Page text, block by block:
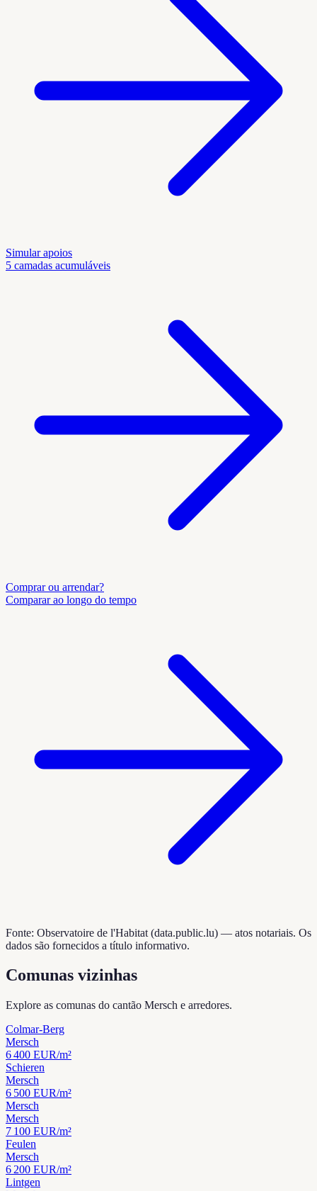
Simular apoios
5 camadas acumuláveis
Comprar ou arrendar?
Comparar ao longo do tempo
Fonte: Observatoire de l'Habitat (data.public.lu) — atos notariais. Os
dados são fornecidos a título informativo.
Comunas vizinhas
Explore as comunas do cantão Mersch e arredores.
Colmar-Berg
Mersch
6 400 EUR/m²
Schieren
Mersch
6 500 EUR/m²
Mersch
Mersch
7 100 EUR/m²
Feulen
Mersch
6 200 EUR/m²
Lintgen